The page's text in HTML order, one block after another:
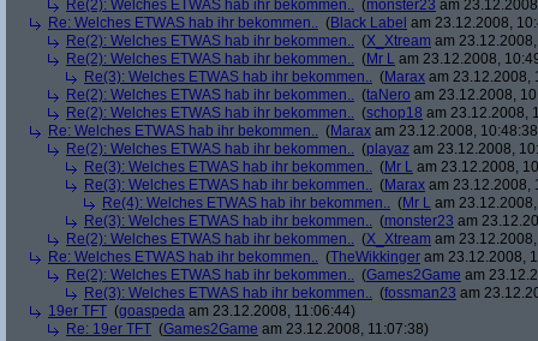
Re(2): Welches ETWAS hab ihr bekommen.. (monster23 am
Re: Welches ETWAS hab ihr bekommen.. (Black Label am 23.12.2008,
Re(2): Welches ETWAS hab ihr bekommen.. (X_Xtream am
Re(2): Welches ETWAS hab ihr bekommen.. (Mr L am 23.12.2008,
Re(3): Welches ETWAS hab ihr bekommen.. (Marax am 23.12.2008,
Re(2): Welches ETWAS hab ihr bekommen.. (taNero am 23.12.2008,
Re(2): Welches ETWAS hab ihr bekommen.. (schop18 am 23.12.2008,
Re: Welches ETWAS hab ihr bekommen.. (Marax am 23.12.2008,
Re(2): Welches ETWAS hab ihr bekommen.. (playaz am 23.12.2008,
Re(3): Welches ETWAS hab ihr bekommen.. (Mr L am 23.12.2008,
Re(3): Welches ETWAS hab ihr bekommen.. (Marax am 23.12.2008,
Re(4): Welches ETWAS hab ihr bekommen.. (Mr L am
Re(3): Welches ETWAS hab ihr bekommen.. (monster23 am
Re(2): Welches ETWAS hab ihr bekommen.. (X_Xtream am
Re: Welches ETWAS hab ihr bekommen.. (TheWikkinger am 23.12.2008,
Re(2): Welches ETWAS hab ihr bekommen.. (Games2Game am
Re(3): Welches ETWAS hab ihr bekommen.. (fossman23 am
19er TFT (goaspeda am 23.12.2008, 11:06:44)
Re: 19er TFT (Games2Game am 23.12.2008, 11:07:38)